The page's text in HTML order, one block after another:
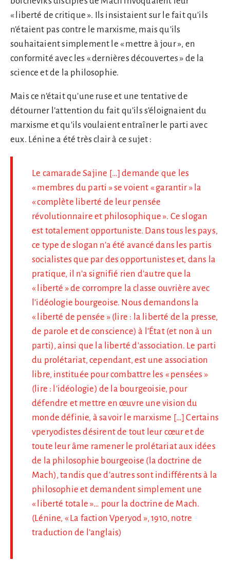
« liberté de critique ». Ils insistaient sur le fait qu’ils
n’étaient pas contre le marxisme, mais qu’ils
souhaitaient simplement le « mettre à jour », en
conformité avec les « dernières découvertes » de la
science et de la philosophie.
Mais ce n’était qu’une ruse et une tentative de
détourner l’attention du fait qu’ils s’éloignaient du
marxisme et qu’ils voulaient entraîner le parti avec
eux. Lénine a été très clair à ce sujet :
Le camarade Sajine […] demande que les
« membres du parti » se voient « garantir » la
« complète liberté de leur pensée
révolutionnaire et philosophique ». Ce slogan
est totalement opportuniste. Dans tous les pays,
ce type de slogan n’a été avancé dans les partis
socialistes que par des opportunistes et, dans la
pratique, il n’a signifié rien d’autre que la
« liberté » de corrompre la classe ouvrière avec
l’idéologie bourgeoise. Nous demandons la
« liberté de pensée » (lire : la liberté de la presse,
de parole et de conscience) à l’État (et non à un
parti), ainsi que la liberté d’association. Le parti
du prolétariat, cependant, est une association
libre, instituée pour combattre les « pensées »
(lire : l’idéologie) de la bourgeoisie, pour
défendre et mettre en œuvre une vision du
monde définie, à savoir le marxisme […] Certains
vperyodistes désirent de tout leur cœur et de
toute leur âme ramener le prolétariat aux idées
de la philosophie bourgeoise (la doctrine de
Mach), tandis que d’autres sont indifférents à la
philosophie et demandent simplement une
« liberté totale »… pour la doctrine de Mach.
(Lénine, « La faction Vperyod », 1910, notre
traduction de l’anglais)